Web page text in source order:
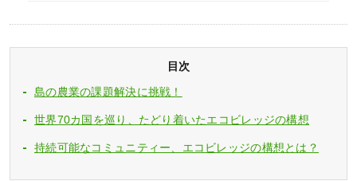
目次
島の農業の課題解決に挑戦！
世界70カ国を巡り、たどり着いたエコビレッジの構想
持続可能なコミュニティー、エコビレッジの構想とは？